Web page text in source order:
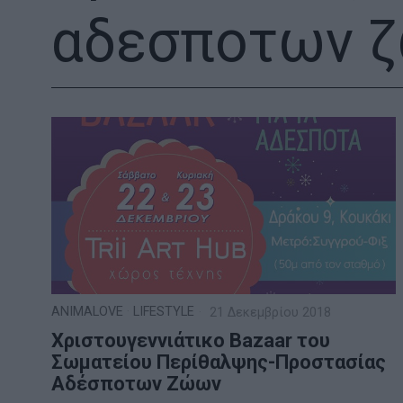
αδεσποτων
ANIMALOVE LIFESTYLE 21 Δεκεμβρίου 2018
Χριστουγεννιάτικο Bazaar του
Σωματείου Περίθαλψης-Προστασίας
Αδέσποτων Ζώων